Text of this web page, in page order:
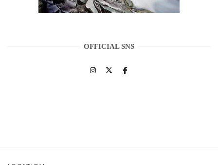
OFFICIAL SNS